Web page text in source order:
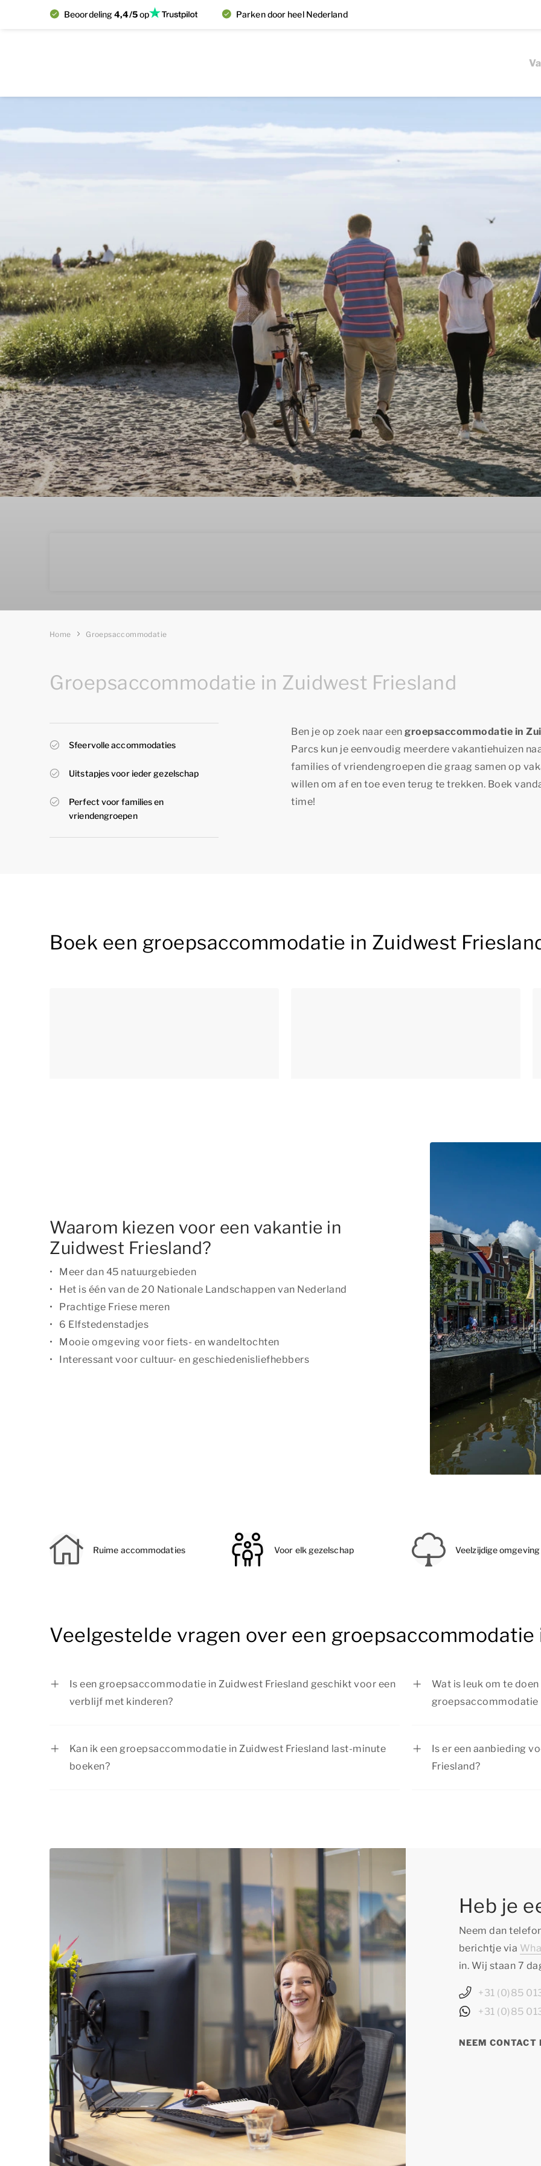
Beoordeling4,4/5op Parken door heel Nederland
Home Groepsaccommodatie
Groepsaccommodatie in Zuidwest Friesland
Sfeervolle accommodaties
Uitstapjes voor ieder gezelschap
Perfect voor families en
vriendengroepen
Ben je op zoek naar een groepsaccommodatie in
Parcs kun je eenvoudig meerdere vakantiehuizen
families of vriendengroepen die graag samen op
willen om af en toe even terug te trekken. Boek
time!
Boek een groepsaccommodatie in Zuidwest
Waarom kiezen voor een vakantie in
Zuidwest Friesland?
Meer dan 45 natuurgebieden
Het is één van de 20 Nationale Landschappen van Nederland
Prachtige Friese meren
6 Elfstedenstadjes
Mooie omgeving voor fiets- en wandeltochten
Interessant voor cultuur- en geschiedenisliefhebbers
Ruime accommodaties Voor elk gezelschap Veelzijdige omgeving
Veelgestelde vragen over een
Is een groepsaccommodatie in Zuidwest Friesland geschikt voor een
verblijf met kinderen?
Wat is leuk om te
groepsaccommodatie
Kan ik een groepsaccommodatie in Zuidwest Friesland last-minute
boeken?
Is er een aanbieding
Friesland?
Heb je
Neem dan
berichtje via
in. Wij staan 7
+31 (0)85
+31 (0)85
NEEM CONTACT